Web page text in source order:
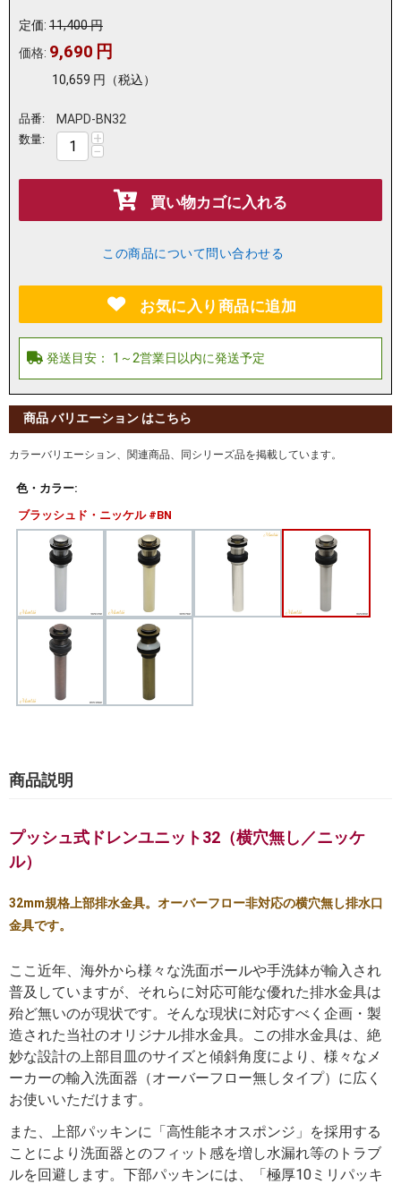
定価: 11,400円
価格: 9,690 円
10,659 円 （税込）
品番: MAPD-BN32
数量: +
−
買い物カゴに入れる
この商品について問い合わせる
お気に入り商品に追加
商品 バリエーション はこちら
カラーバリエーション、関連商品、同シリーズ品を掲載しています。
色・カラー:
ブラッシュド・ニッケル #BN
商品説明
プッシュ式ドレンユニット32（横穴無し／ニッケ
ル）
32mm規格上部排水金具。オーバーフロー非対応の横穴無し排水口
金具です。
ここ近年、海外から様々な洗面ボールや手洗鉢が輸入され
普及していますが、それらに対応可能な優れた排水金具は
殆ど無いのが現状です。そんな現状に対応すべく企画・製
造された当社のオリジナル排水金具。この排水金具は、絶
妙な設計の上部目皿のサイズと傾斜角度により、様々なメ
ーカーの輸入洗面器（オーバーフロー無しタイプ）に広く
お使いいただけます。
また、上部パッキンに「高性能ネオスポンジ」を採用する
ことにより洗面器とのフィット感を増し水漏れ等のトラブ
ルを回避します。下部パッキンには、「極厚10ミリパッキ